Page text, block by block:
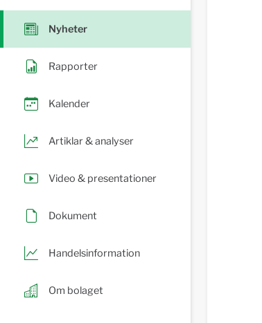
Nyheter
Rapporter
Kalender
Artiklar & analyser
Video & presentationer
Dokument
Handelsinformation
Om bolaget